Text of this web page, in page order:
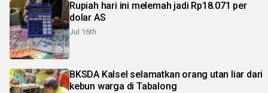
Rupiah hari ini melemah jadi Rp18.071 per
dolar AS
Jul 16th
BKSDA Kalsel selamatkan orang utan liar dari
kebun warga di Tabalong